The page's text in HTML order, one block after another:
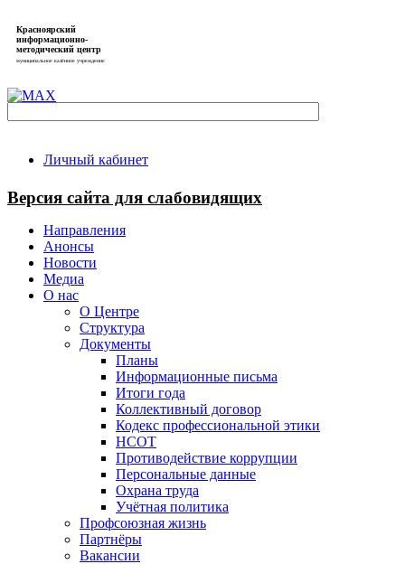
Красноярский
информационно-
методический центр
муниципальное казённое учреждение
Личный кабинет
Версия сайта для слабовидящих
Направления
Анонсы
Новости
Медиа
О нас
О Центре
Структура
Документы
Планы
Информационные письма
Итоги года
Коллективный договор
Кодекс профессиональной этики
НСОТ
Противодействие коррупции
Персональные данные
Охрана труда
Учётная политика
Профсоюзная жизнь
Партнёры
Вакансии